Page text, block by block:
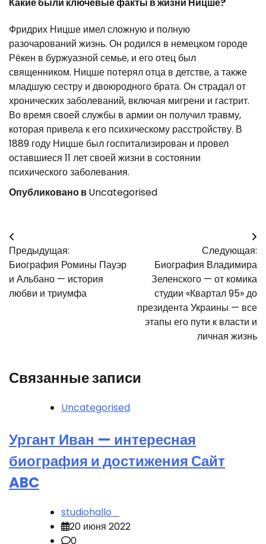
Фридрих Ницше имел сложную и полную
разочарований жизнь. Он родился в немецком городе
Рёкен в буржуазной семье, и его отец был
священником. Ницше потерял отца в детстве, а также
младшую сестру и двоюродного брата. Он страдал от
хронических заболеваний, включая мигрени и гастрит.
Во время своей службы в армии он получил травму,
которая привела к его психическому расстройству. В
1889 году Ницше был госпитализирован и провел
оставшиеся 11 лет своей жизни в состоянии
психического заболевания.
Опубликовано вUncategorised
Навигация
по
записям
Предыдущая:
Биография Ромины Пауэр
и Альбано — история
любви и триумфа
Следующая:
Биография Владимира
Зеленского — от комика
студии «Квартал 95» до
президента Украины — все
этапы его пути к власти и
личная жизнь
Связанные записи
Uncategorised
Ургант Иван — интересная
биография и достижения Сайт
ABC
studiohallo_
20 июня 2022
0